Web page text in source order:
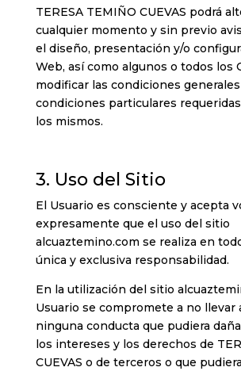
TERESA TEMIÑO CUEVAS podrá
cualquier momento y sin previo
el diseño, presentación y/o
Web, así como algunos o todos los
modificar las condiciones
condiciones particulares
los mismos.
3. Uso del Sitio
El Usuario es consciente y acepta
expresamente que el uso del sitio
alcuaztemino.com se realiza en
única y exclusiva responsabilidad.
En la utilización del sitio
Usuario se compromete a no llevar
ninguna conducta que pudiera
los intereses y los derechos de
CUEVAS o de terceros o que